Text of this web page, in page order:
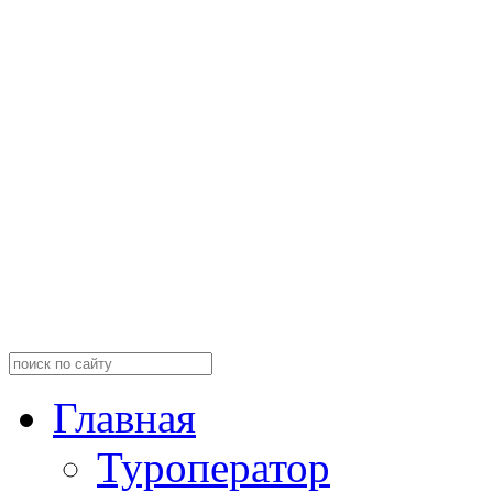
Главная
Туроператор